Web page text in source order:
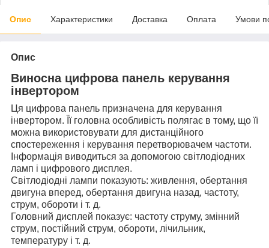
Опис Характеристики Доставка Оплата Умови
Опис
Виносна цифрова панель керування
інвертором
Ця цифрова панель призначена для керування
інвертором. Її головна особливість полягає в тому, що її
можна використовувати для дистанційного
спостереження і керування перетворювачем частоти.
Інформація виводиться за допомогою світлодіодних
ламп і цифрового дисплея.
Світлодіодні лампи показують: живлення, обертання
двигуна вперед, обертання двигуна назад, частоту,
струм, обороти і т. д.
Головний дисплей показує: частоту струму, змінний
струм, постійний струм, обороти, лічильник,
температуру і т. д.